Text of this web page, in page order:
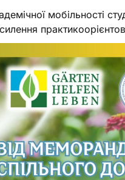
мобільності